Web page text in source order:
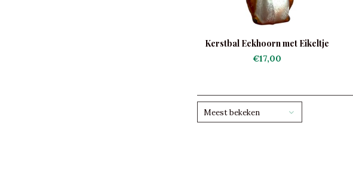
Kerstbal Eekhoorn met Eikeltje
€17,00
Meest bekeken